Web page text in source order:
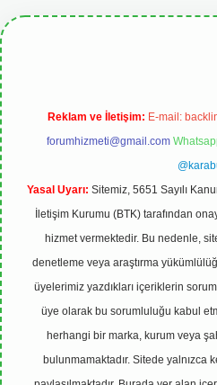
Reklam ve İletişim: E-mail:
forumhizmeti@gmail.com
Yasal Uyarı: Sitemiz, 5651 Sayılı
İletişim Kurumu (BTK) tarafından
hizmet vermektedir. Bu nedenle,
denetleme veya araştırma
üyelerimiz yazdıkları içeriklerin
üye olarak bu sorumluluğu kabul
herhangi bir marka, kurum veya
bulunmamaktadır. Sitede yalnızca